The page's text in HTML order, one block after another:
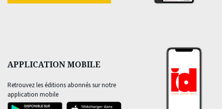
APPLICATION MOBILE
Retrouvez les éditions abonnés sur notre
application mobile